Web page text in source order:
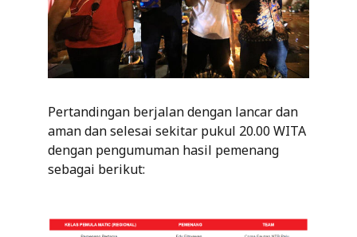
Pertandingan berjalan dengan lancar dan
aman dan selesai sekitar pukul 20.00 WITA
dengan pengumuman hasil pemenang
sebagai berikut: